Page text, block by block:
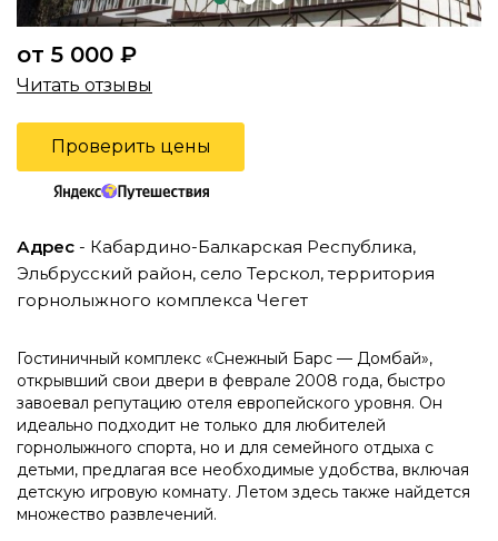
от 5 000 ₽
Читать отзывы
Проверить цены
Адрес - Кабардино-Балкарская Республика,
Эльбрусский район, село Терскол, территория
горнолыжного комплекса Чегет
Гостиничный комплекс «Снежный Барс — Домбай»,
открывший свои двери в феврале 2008 года, быстро
завоевал репутацию отеля европейского уровня. Он
идеально подходит не только для любителей
горнолыжного спорта, но и для семейного отдыха с
детьми, предлагая все необходимые удобства, включая
детскую игровую комнату. Летом здесь также найдется
множество развлечений.